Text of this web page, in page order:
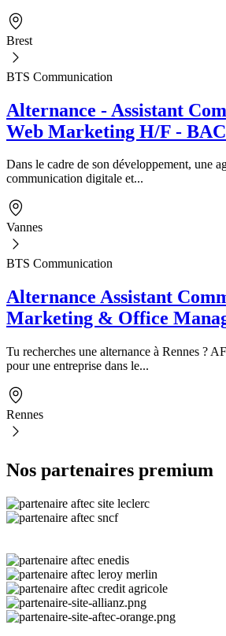
Brest
BTS Communication
Alternance - Assistant
Web Marketing H/F -
Dans le cadre de son développement, une
communication digitale et...
Vannes
BTS Communication
Alternance Assistant
Marketing & Office
Tu recherches une alternance à Rennes ?
pour une entreprise dans le...
Rennes
Nos partenaires premium